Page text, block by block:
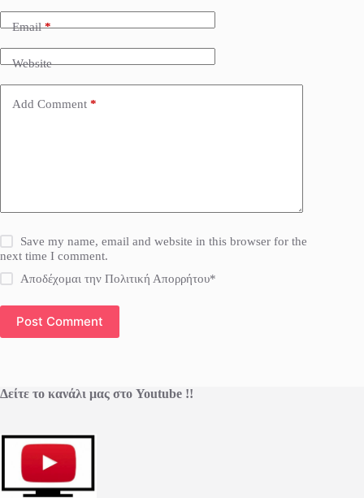
Email*
Website
Add Comment *
Save my name, email and website in this browser for the
next time I comment.
Αποδέχομαι την Πολιτική Απορρήτου*
Post Comment
Δείτε το κανάλι μας στο Youtube !!